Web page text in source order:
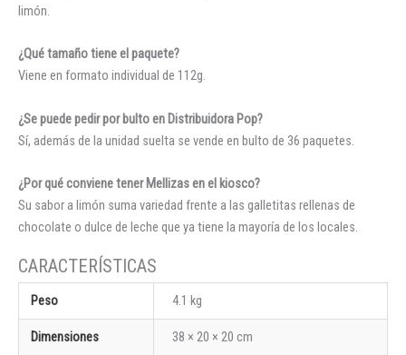
limón.
¿Qué tamaño tiene el paquete?
Viene en formato individual de 112g.
¿Se puede pedir por bulto en Distribuidora Pop?
Sí, además de la unidad suelta se vende en bulto de 36 paquetes.
¿Por qué conviene tener Mellizas en el kiosco?
Su sabor a limón suma variedad frente a las galletitas rellenas de
chocolate o dulce de leche que ya tiene la mayoría de los locales.
Peso 4.1 kg
Dimensiones 38 × 20 × 20 cm